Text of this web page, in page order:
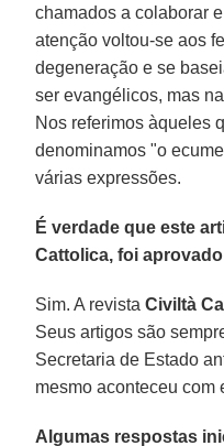
chamados a colaborar
atenção voltou-se aos
degeneração e se
ser evangélicos, mas
Nos referimos àqueles
denominamos "o
várias expressões.
É verdade que este
Cattolica, foi
Sim. A revistaCiviltà
Seus artigos são
Secretaria de Estado
mesmo aconteceu com
Algumas respostas